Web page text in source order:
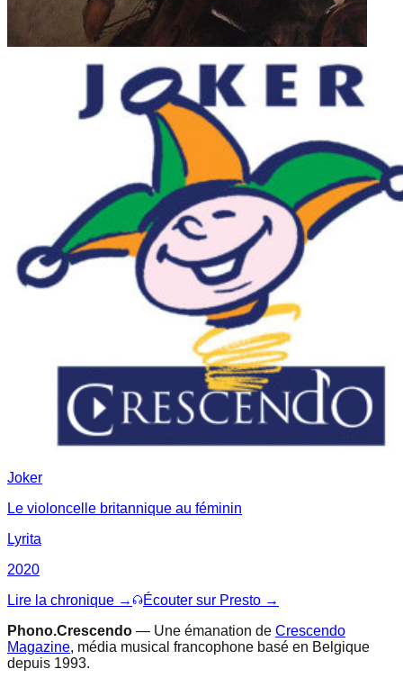
Joker
Le violoncelle britannique au féminin
Lyrita
2020
Lire la chronique →
Écouter sur Presto →
Phono.Crescendo — Une émanation de Crescendo
Magazine, média musical francophone basé en Belgique
depuis 1993.